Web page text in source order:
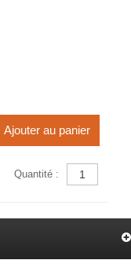
Ajouter au panier
Quantité :